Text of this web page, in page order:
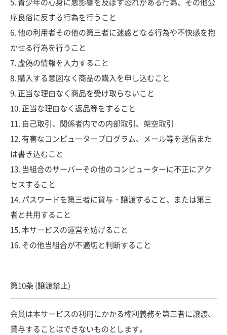
序良俗に反する行為を行うこと
6. 他の利用者その他の第三者に迷惑となる行為や不快感を抱
かせる行為を行うこと
7. 虚偽の情報を入力すること
8. 購入する意図なく商品の購入を申し込むこと
9. 正当な理由なく商品を受け取らないこと
10. 正当な理由なく返品等をすること
11. 自己取引、関係者内での内部取引、架空取引
12. 有害なコンピュータープログラム、メール等を送信また
は書き込むこと
13. 当組合のサーバーその他のコンピューターに不正にアク
セスすること
14. パスワードを第三者に貸与・譲渡すること、または第三
者と共用すること
15. 本サービスの運営を妨げること
16. その他当組合が不適切と判断すること
第10条 (譲渡禁止)
会員は本サービスの利用にかかる権利義務を第三者に譲渡、
貸与することはできないものとします。